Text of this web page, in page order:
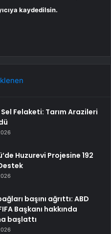
kaydedilsin.
Felaketi: Tarım Arazileri
Huzurevi Projesine 192
başını ağrıttı: ABD
Başkanı hakkında
başlattı